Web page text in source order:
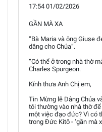
17:54 01/02/2026
GẦN MÀ XA
“Bà Maria và ông Giuse
dâng cho Chúa”.
“Có thể ở trong nhà thờ
Charles Spurgeon.
Kính thưa Anh Chị em,
Tin Mừng lễ Dâng Chúa
tôi thường vào nhà thờ
một việc đạo đức? Vì có
trong Đức Kitô - ‘gần mà